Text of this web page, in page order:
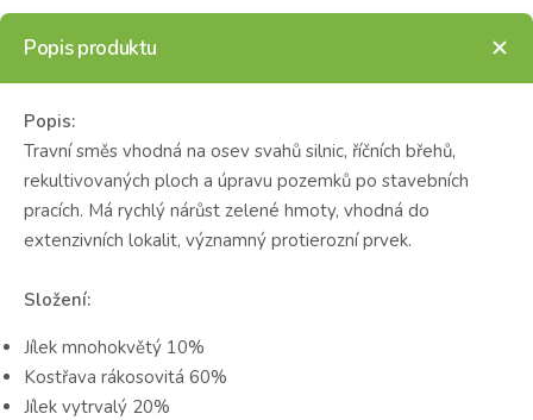
Popis produktu
Popis:
Travní směs vhodná na osev svahů silnic, říčních břehů,
rekultivovaných ploch a úpravu pozemků po stavebních
pracích. Má rychlý nárůst zelené hmoty, vhodná do
extenzivních lokalit, významný protierozní prvek.
Složení:
Jílek mnohokvětý 10%
Kostřava rákosovitá 60%
Jílek vytrvalý 20%